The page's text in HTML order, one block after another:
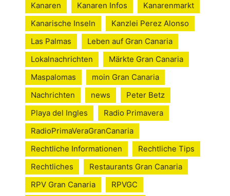
Kanaren
Kanaren Infos
Kanarenmarkt
Kanarische Inseln
Kanzlei Perez Alonso
Las Palmas
Leben auf Gran Canaria
Lokalnachrichten
Märkte Gran Canaria
Maspalomas
moin Gran Canaria
Nachrichten
news
Peter Betz
Playa del Ingles
Radio Primavera
RadioPrimaVeraGranCanaria
Rechtliche Informationen
Rechtliche Tips
Rechtliches
Restaurants Gran Canaria
RPV Gran Canaria
RPVGC